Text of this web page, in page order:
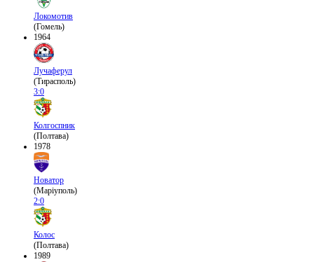
Локомотив
(Гомель)
1964
Лучаферул
(Тирасполь)
3:0
Колгоспник
(Полтава)
1978
Новатор
(Маріуполь)
2:0
Колос
(Полтава)
1989